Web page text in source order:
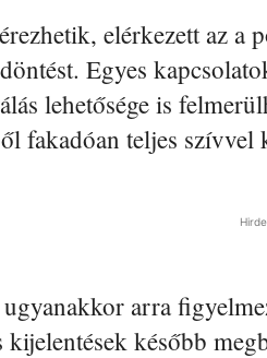
elérkezett az a
Egyes
lehetősége is
fakadóan teljes
arra
kijelentések később